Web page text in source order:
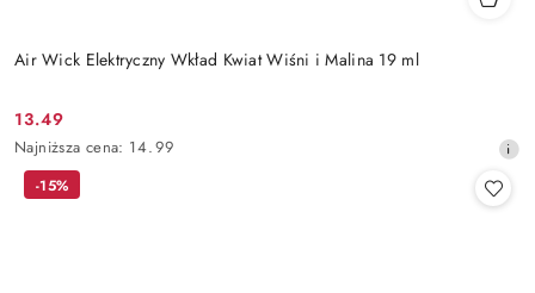
Air Wick Elektryczny Wkład Kwiat Wiśni i Malina 19 ml
Cena
promocyjna:
13.49
Najniższa
cena
Najniższa cena: 14.99
-15%